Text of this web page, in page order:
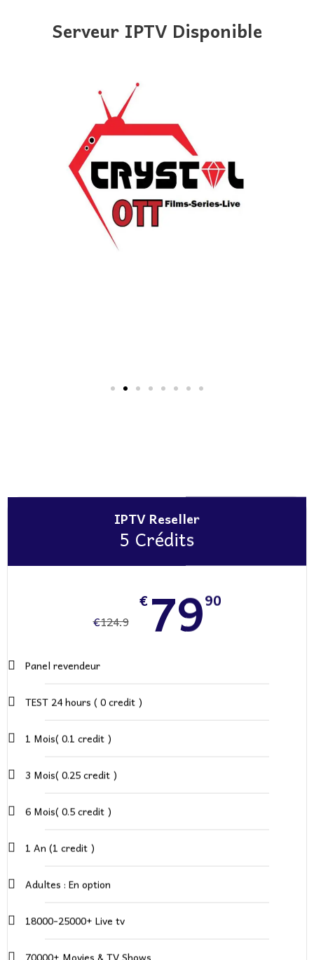
Serveur IPTV Disponible
IPTV Reseller
5 Crédits
€124.9
€ 7990
Panel revendeur
TEST 24 hours ( 0 credit )
1 Mois( 0.1 credit )
3 Mois( 0.25 credit )
6 Mois( 0.5 credit )
1 An (1 credit )
Adultes : En option
18000-25000+ Live tv
70000+ Movies & TV Shows